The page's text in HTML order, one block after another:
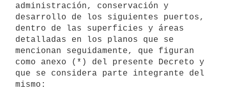
administración, conservación y
desarrollo de los siguientes puertos,
dentro de las superficies y áreas
detalladas en los planos que se
mencionan seguidamente, que figuran
como anexo (*) del presente Decreto y
que se considera parte integrante del
mismo: